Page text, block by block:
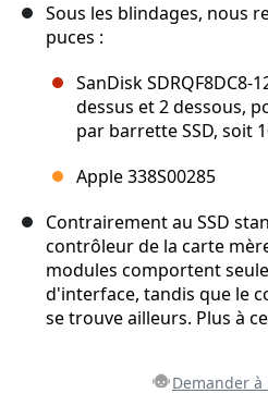
Sous les blindages, nous
puces :
SanDisk SDRQF8DC8-
dessus et 2 dessous,
par barrette SSD, soit
Apple 338S00285
Contrairement au SSD
contrôleur de la carte
modules comportent
d'interface, tandis que le
se trouve ailleurs. Plus à
Demander à